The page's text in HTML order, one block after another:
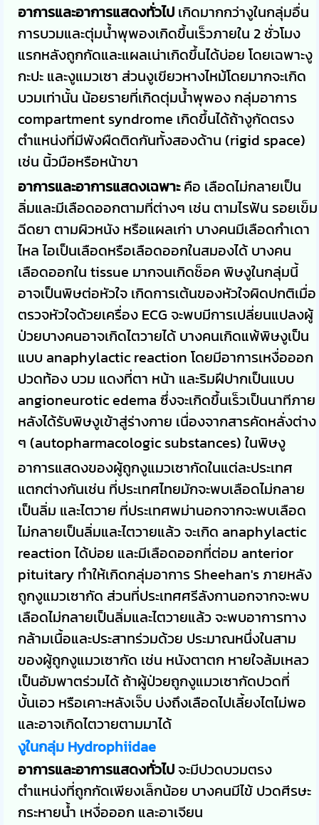
อาการและอาการแสดงทั่วไป เกิดมากกว่างูในกลุ่มอื่น
การบวมและตุ่มน้ำพุพองเกิดขึ้นเร็วภายใน 2 ชั่วโมง
แรกหลังถูกกัดและแผลเน่าเกิดขึ้นได้บ่อย โดยเฉพาะงู
กะปะ และงูแมวเซา ส่วนงูเขียวหางไหม้โดยมากจะเกิด
บวมเท่านั้น น้อยรายที่เกิดตุ่มน้ำพุพอง กลุ่มอาการ
compartment syndrome เกิดขึ้นได้ถ้างูกัดตรง
ตำแหน่งที่มีพังผืดติดกันทั้งสองด้าน (rigid space)
เช่น นิ้วมือหรือหน้าขา
อาการและอาการแสดงเฉพาะคือ เลือดไม่กลายเป็น
ลิ่มและมีเลือดออกตามที่ต่างๆ เช่น ตามไรฟัน รอยเข็ม
ฉีดยา ตามผิวหนัง หรือแผลเก่า บางคนมีเลือดกำเดา
ไหล ไอเป็นเลือดหรือเลือดออกในสมองได้ บางคน
เลือดออกใน tissue มากจนเกิดช็อค พิษงูในกลุ่มนี้
อาจเป็นพิษต่อหัวใจ เกิดการเต้นของหัวใจผิดปกติเมื่อ
ตรวจหัวใจด้วยเครื่อง ECG จะพบมีการเปลี่ยนแปลงผู้
ป่วยบางคนอาจเกิดไตวายได้ บางคนเกิดแพ้พิษงูเป็น
แบบ anaphylactic reaction โดยมีอาการเหงื่อออก
ปวดท้อง บวม แดงที่ตา หน้า และริมฝีปากเป็นแบบ
angioneurotic edema ซึ่งจะเกิดขึ้นเร็วเป็นนาทีภาย
หลังได้รับพิษงูเข้าสู่ร่างกาย เนื่องจากสารคัดหลั่งต่าง
ๆ (autopharmacologic substances) ในพิษงู
อาการแสดงของผู้ถูกงูแมวเซากัดในแต่ละประเทศ
แตกต่างกันเช่น ที่ประเทศไทยมักจะพบเลือดไม่กลาย
เป็นลิ่ม และไตวาย ที่ประเทศพม่านอกจากจะพบเลือด
ไม่กลายเป็นลิ่มและไตวายแล้ว จะเกิด anaphylactic
reaction ได้บ่อย และมีเลือดออกที่ต่อม anterior
pituitary ทำให้เกิดกลุ่มอาการ Sheehan's ภายหลัง
ถูกงูแมวเซากัด ส่วนที่ประเทศศรีลังกานอกจากจะพบ
เลือดไม่กลายเป็นลิ่มและไตวายแล้ว จะพบอาการทาง
กล้ามเนื้อและประสาทร่วมด้วย ประมาณหนึ่งในสาม
ของผู้ถูกงูแมวเซากัด เช่น หนังตาตก หายใจล้มเหลว
เป็นอัมพาตร่วมได้ ถ้าผู้ป่วยถูกงูแมวเซากัดปวดที่
บั้นเอว หรือเคาะหลังเจ็บ บ่งถึงเลือดไปเลี้ยงไตไม่พอ
และอาจเกิดไตวายตามมาได้
งูในกลุ่ม Hydrophiidae
อาการและอาการแสดงทั่วไป จะมีปวดบวมตรง
ตำแหน่งที่ถูกกัดเพียงเล็กน้อย บางคนมีไข้ ปวดศีรษะ
กระหายน้ำ เหงื่อออก และอาเจียน